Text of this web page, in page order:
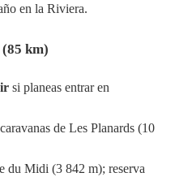
en la Riviera.
km)
si planeas entrar en
de Les Planards (10
du Midi (3 842 m); reserva